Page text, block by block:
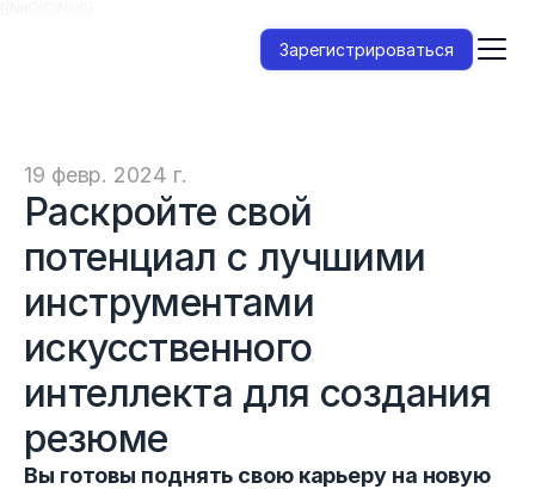
19 февр. 2024 г.
Раскройте свой
потенциал с лучшими
инструментами
искусственного
интеллекта для создания
резюме
Вы готовы поднять свою карьеру на новую
Зарегистрироваться